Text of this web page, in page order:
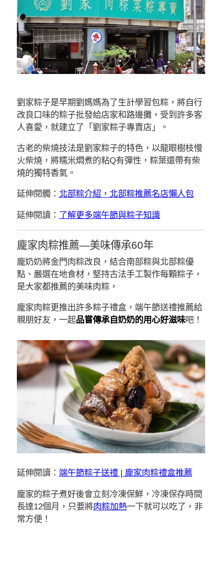
劉家粽子是早期劉媽媽為了生計學習包粽，將自行
改良口味的粽子批發給店家和路邊攤，受到許多客
人喜愛，就建立了「劉家粽子專賣店」。
古老的柴燒技法是劉家粽子的特色，以龍眼樹枝慢
火柴燒，將糯米燜煮的粘Q有彈性，粽葉還帶有柴
燒的獨特香氣。
延伸閱髑： 北部粽介紹，北部粽推薦名店懶人包
延伸閱讀： 了解更多端午節與粽子知識
龐家肉粽推薦—美味傳承60年
龐奶奶將金門肉粽改良，結合南部粽與北部粽優
點、嚴選在地食材，堅持古法手工製作每顆粽子，
是大家都推薦的美味肉粽，
龐家肉粽更推出許多粽子禮盒，端午節送禮推薦給
親朋好友，一起品嘗傳承自奶奶的用心好滋味吧！
延伸閱讀： 端午節粽子送禮 | 龐家肉粽禮盒推薦
龐家的粽子煮好後會立刻冷凍保鮮，冷凍保存時間
長達12個月，只要將肉粽加熱一下就可以吃了，非
常方便！